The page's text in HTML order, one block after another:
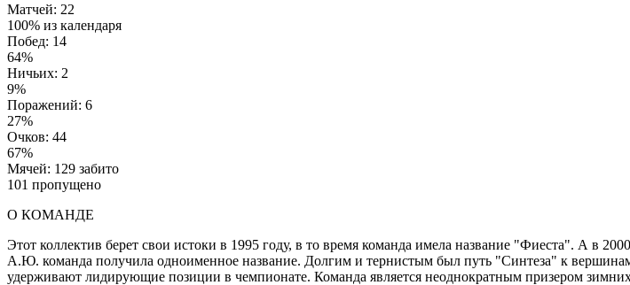
Матчей: 22
100% из календаря
Побед: 14
64%
Ничьих: 2
9%
Поражений: 6
27%
Очков: 44
67%
Мячей: 129 забито
101 пропущено
О КОМАНДЕ
Этот коллектив берет свои истоки в 1995 году, в то время команда имела название "Фиеста". А в
А.Ю. команда получила одноименное название. Долгим и тернистым был путь "Синтеза" к
удерживают лидирующие позиции в чемпионате. Команда является неоднократным призером